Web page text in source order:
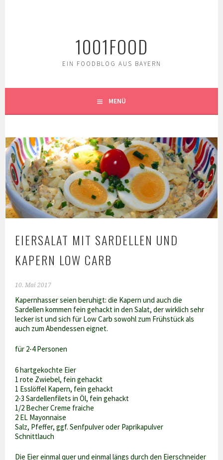
1001FOOD
EIN FOODBLOG AUS BAYERN
MENÜ
EIERSALAT MIT SARDELLEN UND
KAPERN LOW CARB
10. Mai 2017
Kapernhasser seien beruhigt: die Kapern und auch die
Sardellen kommen fein gehackt in den Salat, der wirklich sehr
lecker ist und sich für Low Carb sowohl zum Frühstück als
auch zum Abendessen eignet.
für 2-4 Personen
6 hartgekochte Eier
1 rote Zwiebel, fein gehackt
1 Esslöffel Kapern, fein gehackt
2-3 Sardellenfilets in Öl, fein gehackt
1/2 Becher Creme fraiche
2 EL Mayonnaise
Salz, Pfeffer, ggf. Senfpulver oder Paprikapulver
Schnittlauch
Die Eier einmal quer und einmal längs durch den Eierschneider